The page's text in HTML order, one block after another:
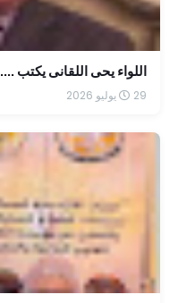
اللواء يحى اللقانى يكتب
29 يوليو 2026